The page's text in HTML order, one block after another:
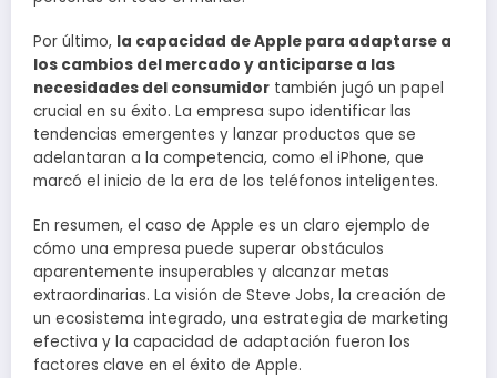
Por último, la capacidad de Apple para adaptarse a
los cambios del mercado y anticiparse a las
necesidades del consumidor también jugó un papel
crucial en su éxito. La empresa supo identificar las
tendencias emergentes y lanzar productos que se
adelantaran a la competencia, como el iPhone, que
marcó el inicio de la era de los teléfonos inteligentes.
En resumen, el caso de Apple es un claro ejemplo de
cómo una empresa puede superar obstáculos
aparentemente insuperables y alcanzar metas
extraordinarias. La visión de Steve Jobs, la creación de
un ecosistema integrado, una estrategia de marketing
efectiva y la capacidad de adaptación fueron los
factores clave en el éxito de Apple.